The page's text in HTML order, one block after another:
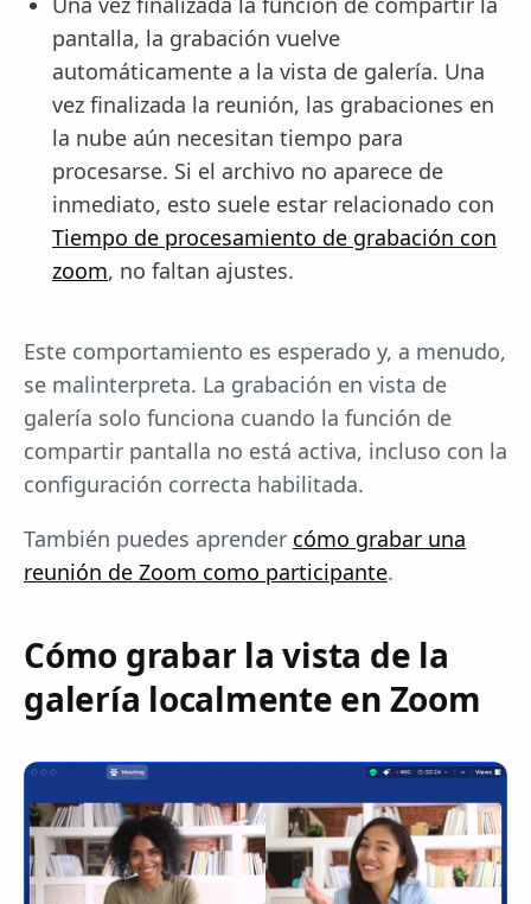
pantalla, la grabación vuelve
automáticamente a la vista de galería. Una
vez finalizada la reunión, las grabaciones en
la nube aún necesitan tiempo para
procesarse. Si el archivo no aparece de
inmediato, esto suele estar relacionado con
Tiempo de procesamiento de grabación con
zoom, no faltan ajustes.
Este comportamiento es esperado y, a menudo,
se malinterpreta. La grabación en vista de
galería solo funciona cuando la función de
compartir pantalla no está activa, incluso con la
configuración correcta habilitada.
También puedes aprender cómo grabar una
reunión de Zoom como participante.
Cómo grabar la vista de la
galería localmente en Zoom